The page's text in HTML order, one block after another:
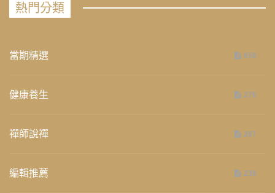
熱門分類
當期精選 658
健康養生 276
禪師說禪 267
編輯推薦 236